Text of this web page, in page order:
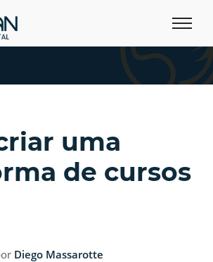
uma
de cursos
Diego Massarotte